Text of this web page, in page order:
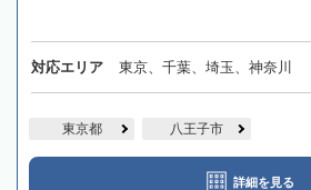
対応エリア 東京、千葉、埼玉、神奈川
東京都 八王子市
詳細を見る